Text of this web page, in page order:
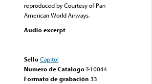
reproduced by Courtesy of Pan
American World Airways.
Audio excerpt
Sello Capitol
Numero de CatalogoT-10044
Formato de grabación 33